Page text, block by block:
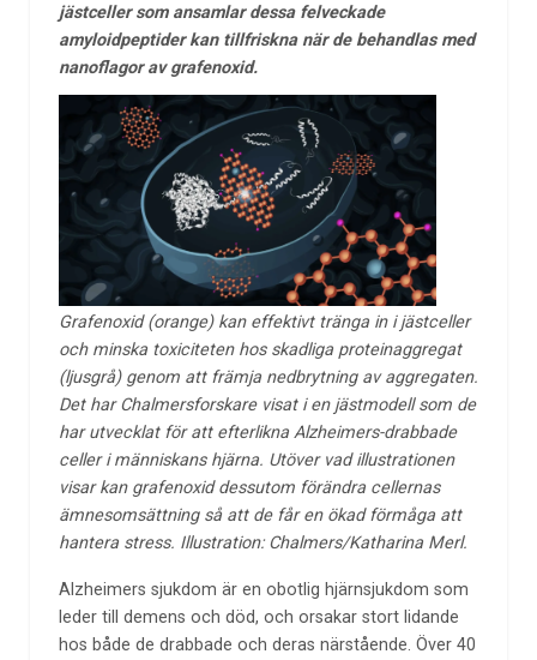
jästceller som ansamlar dessa felveckade
amyloidpeptider kan tillfriskna när de behandlas med
nanoflagor av grafenoxid.
Grafenoxid (orange) kan effektivt tränga in i jästceller
och minska toxiciteten hos skadliga proteinaggregat
(ljusgrå) genom att främja nedbrytning av aggregaten.
Det har Chalmersforskare visat i en jästmodell som de
har utvecklat för att efterlikna Alzheimers-drabbade
celler i människans hjärna. Utöver vad illustrationen
visar kan grafenoxid dessutom förändra cellernas
ämnesomsättning så att de får en ökad förmåga att
hantera stress. Illustration: Chalmers/Katharina Merl.
Alzheimers sjukdom är en obotlig hjärnsjukdom som
leder till demens och död, och orsakar stort lidande
hos både de drabbade och deras närstående. Över 40